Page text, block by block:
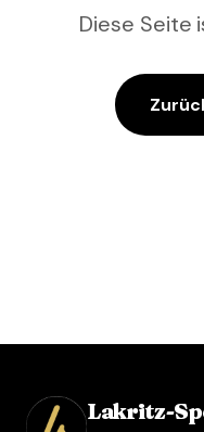
Diese Seite
Lakritz-